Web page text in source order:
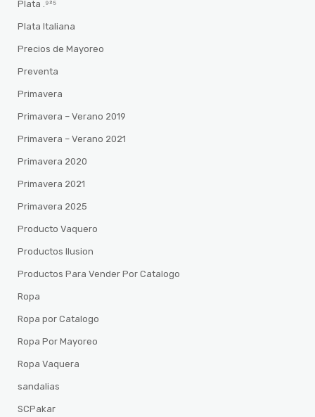
Plata .⁹²⁵
Plata Italiana
Precios de Mayoreo
Preventa
Primavera
Primavera – Verano 2019
Primavera – Verano 2021
Primavera 2020
Primavera 2021
Primavera 2025
Producto Vaquero
Productos Ilusion
Productos Para Vender Por Catalogo
Ropa
Ropa por Catalogo
Ropa Por Mayoreo
Ropa Vaquera
sandalias
SCPakar